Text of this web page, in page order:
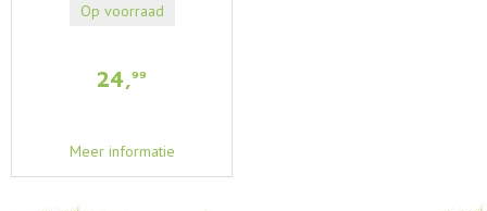
24,99
Meer informatie
Op voorraad